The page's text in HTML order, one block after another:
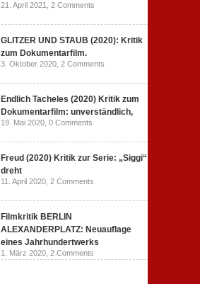
21. April 2021, 2 Comments
GLITZER UND STAUB (2020): Kritik
zum Dokumentarfilm.
3. Oktober 2020, 2 Comments
Endlich Tacheles (2020) Kritik zum
Dokumentarfilm: unverständlich,
19. Mai 2020, 0 Comments
Freud (2020) Kritik zur Serie: „Siggi“
dreht
11. April 2020, 2 Comments
Filmkritik BERLIN
ALEXANDERPLATZ: Neuauflage
eines Jahrhundertwerks
1. März 2020, 2 Comments